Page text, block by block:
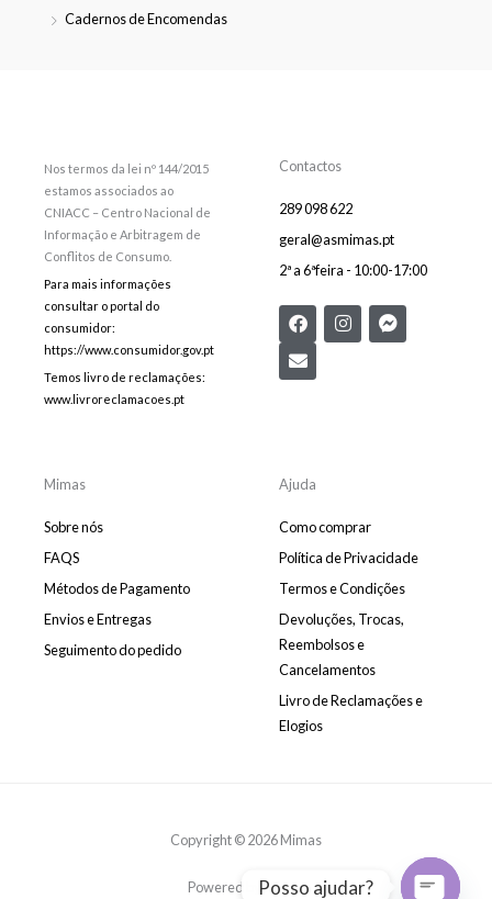
Cadernos de Encomendas
Nos termos da lei nº 144/2015
estamos associados ao
CNIACC – Centro Nacional de
Informação e Arbitragem de
Conflitos de Consumo.
Para mais informações
consultar o portal do
consumidor:
https://www.consumidor.gov.pt
Temos livro de reclamações:
www.livroreclamacoes.pt
Contactos
289 098 622
geral@asmimas.pt
2ª a 6ªfeira - 10:00-17:00
F
a
c
e
b
I
n
s
F
a
c
e
g
e
r
E
n
v
e
l
Mimas
Sobre nós
FAQS
Métodos de Pagamento
Envios e Entregas
Seguimento do pedido
Ajuda
Como comprar
Política de Privacidade
Termos e Condições
Devoluções, Trocas,
Reembolsos e
Cancelamentos
Livro de Reclamações e
Elogios
Copyright © 2026 Mimas
Powered by MimasPosso ajudar?